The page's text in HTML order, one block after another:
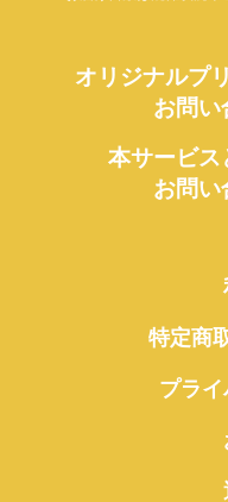
オリジナルプ
お問
本サービ
お問
特定商
プラ